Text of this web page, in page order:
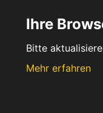
Ihre
Bitte
Mehr erfahren